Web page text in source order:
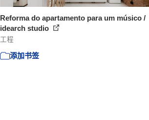
Reforma do apartamento para um músico /
idearch studio
工程
添加书签